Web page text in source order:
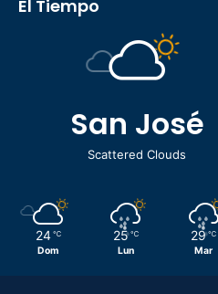
El Tiempo
San José
Scattered Clouds
24 ℃
Dom
25 ℃
Lun
29 ℃
Mar